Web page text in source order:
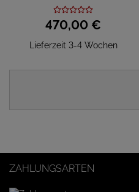
470,00 €
Lieferzeit 3-4 Wochen
ZAHLUNGSARTEN